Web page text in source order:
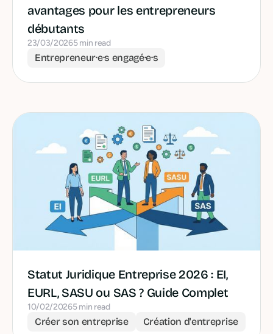
avantages pour les entrepreneurs
débutants
23/03/20265 min read
Entrepreneur·e·s engagé·e·s
Statut Juridique Entreprise 2026 : EI,
EURL, SASU ou SAS ? Guide Complet
10/02/20265 min read
Créer son entreprise Création d'entreprise